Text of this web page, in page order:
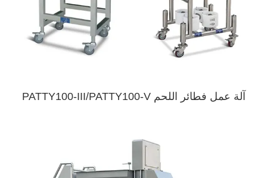
آلة عمل فطائر اللحم PATTY100-III/PATTY100-V